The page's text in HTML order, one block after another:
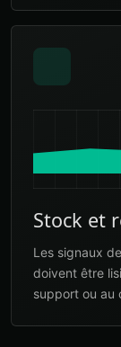
Stock et
Les signaux
doivent être
support ou au